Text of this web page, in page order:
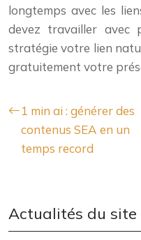
longtemps avec les
devez travailler avec
stratégie votre lien
gratuitement votre
1 min ai : générer des
contenus SEA en un
temps record
Actualités du site